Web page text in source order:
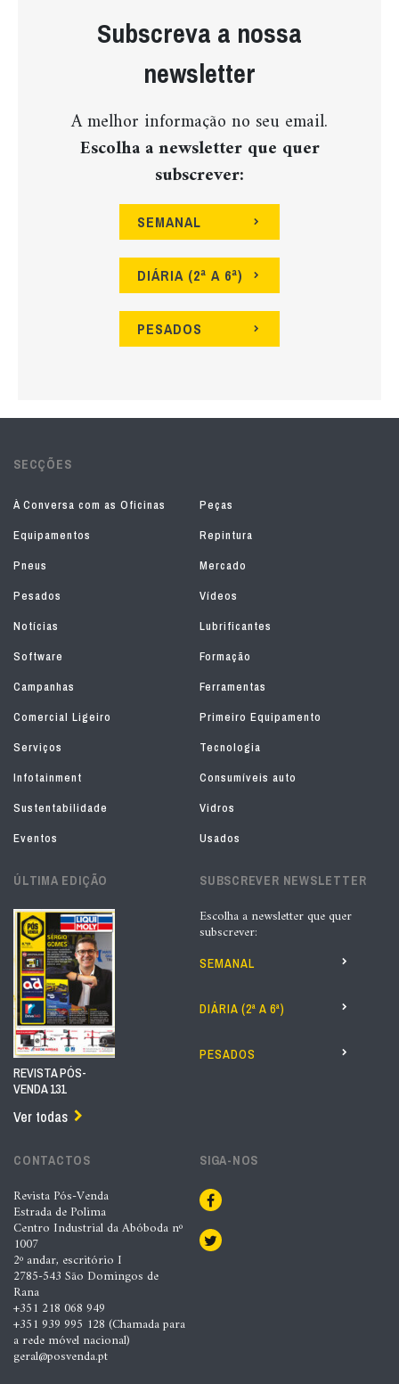
Subscreva a nossa
newsletter
A melhor informação no seu email.
Escolha a newsletter que quer
subscrever:
SEMANAL
DIÁRIA (2ª A 6ª)
PESADOS
SECÇÕES
À Conversa com as Oficinas
Peças
Equipamentos
Repintura
Pneus
Mercado
Pesados
Vídeos
Notícias
Lubrificantes
Software
Formação
Campanhas
Ferramentas
Comercial Ligeiro
Primeiro Equipamento
Serviços
Tecnologia
Infotainment
Consumíveis auto
Sustentabilidade
Vidros
Eventos
Usados
ÚLTIMA EDIÇÃO
REVISTA PÓS-
VENDA 131
Ver todas
SUBSCREVER NEWSLETTER
Escolha a newsletter que quer
subscrever:
SEMANAL
DIÁRIA (2ª A 6ª)
PESADOS
CONTACTOS
Revista Pós-Venda
Estrada de Polima
Centro Industrial da Abóboda nº
1007
2º andar, escritório I
2785-543 São Domingos de
Rana
+351 218 068 949
+351 939 995 128 (Chamada para
a rede móvel nacional)
geral@posvenda.pt
SIGA-NOS